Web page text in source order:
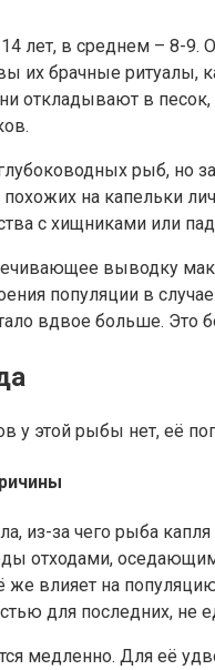
лет, в среднем – 8-
их брачные ритуалы,
откладывают в
рыб, но
на капельки
с хищниками или
выводку
популяции в
вдвое больше. Это
у этой рыбы нет, её
из-за чего рыба
отходами,
же влияет на
для последних, не
медленно. Для её